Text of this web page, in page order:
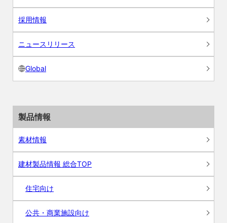
採用情報
ニュースリリース
Global
製品情報
素材情報
建材製品情報 総合TOP
住宅向け
公共・商業施設向け